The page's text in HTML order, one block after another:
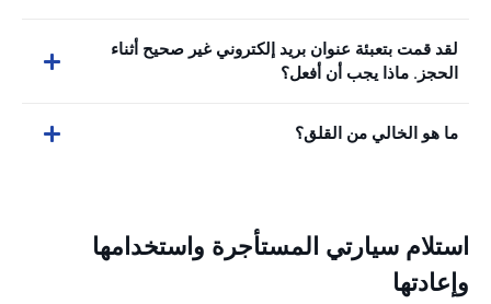
لقد قمت بتعبئة عنوان بريد إلكتروني غير صحيح أثناء
الحجز. ماذا يجب أن أفعل؟
ما هو الخالي من القلق؟
استلام سيارتي المستأجرة واستخدامها
وإعادتها